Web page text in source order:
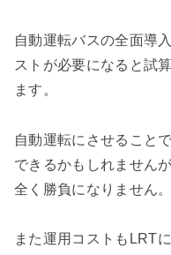
自動運転バスの全面導
ストが必要になると試
ます。
自動運転にさせること
できるかもしれません
全く勝負になりません。
また運用コストもLRT